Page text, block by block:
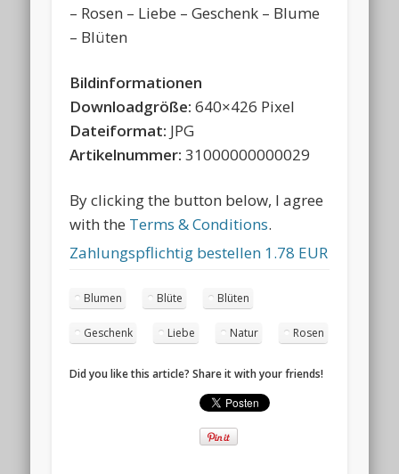
– Rosen – Liebe – Geschenk – Blume
– Blüten
Bildinformationen
Downloadgröße: 640×426 Pixel
Dateiformat: JPG
Artikelnummer: 31000000000029
By clicking the button below, I agree
with the Terms & Conditions.
Zahlungspflichtig bestellen 1.78 EUR
Blumen Blüte Blüten
Geschenk Liebe Natur Rosen
Did you like this article? Share it with your friends!